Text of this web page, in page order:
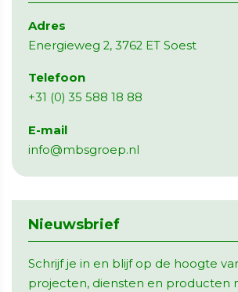
Adres
Energieweg 2, 3762 ET Soest
Telefoon
+31 (0) 35 588 18 88
E-mail
info@mbsgroep.nl
Nieuwsbrief
Schrijf je in en blijf op de hoogte
projecten, diensten en producten